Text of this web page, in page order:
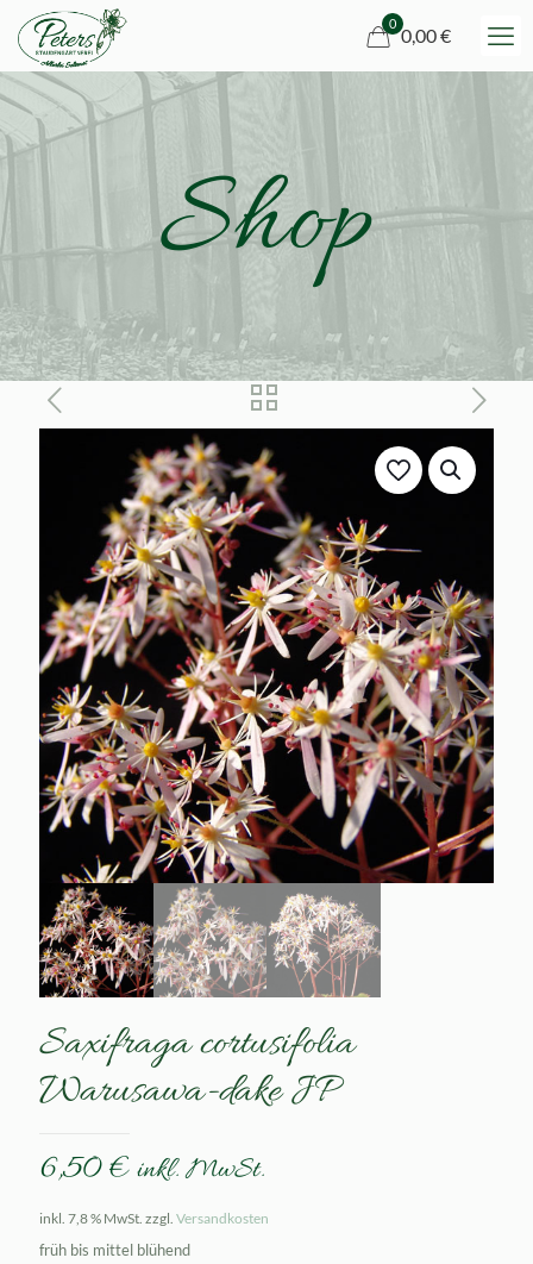
0
0,00 €
Shop
Saxifraga cortusifolia
Warusawa-dake JP
6,50€ inkl. MwSt.
inkl. 7,8 % MwSt. zzgl. Versandkosten
früh bis mittel blühend